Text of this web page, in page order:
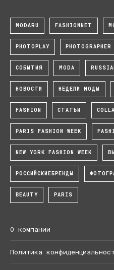
MODARU FASHIONNET
PHOTOPLAY PHOTOGRAPHER
СОБЫТИЯ MODA
НОВОСТИ НЕДЕЛИ МОДЫ
FASHION СТАТЬИ
PARIS FASHION WEEK
NEW YORK FASHION WEEK
РОССИЙСКИЕБРЕНДЫ
BEAUTY PARIS
О компании
Политика